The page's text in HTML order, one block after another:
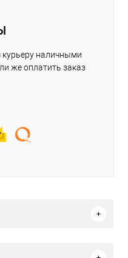
наличными
же оплатить заказ